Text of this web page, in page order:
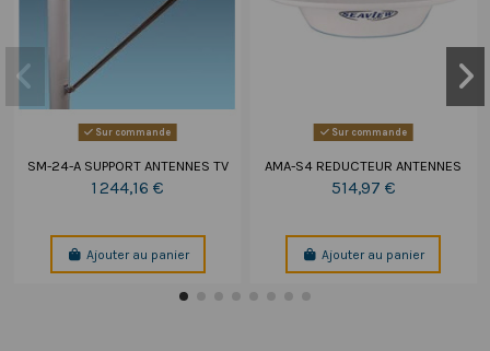
Sur commande
SM-24-A SUPPORT ANTENNES TV
1 244,16 €
Ajouter au panier
Sur commande
AMA-S4 REDUCTEUR ANTENNES
514,97 €
Ajouter au panier